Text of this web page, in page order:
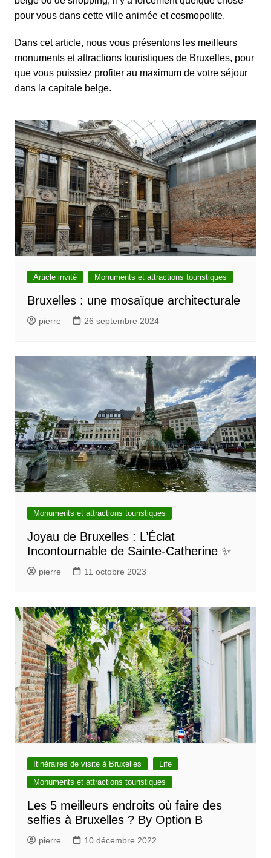
pour vous dans cette ville animée et cosmopolite.
Dans cet article, nous vous présentons les meilleurs
monuments et attractions touristiques de Bruxelles, pour
que vous puissiez profiter au maximum de votre séjour
dans la capitale belge.
Article invité Monuments et attractions touristiques
Bruxelles : une mosaïque architecturale
pierre 26 septembre 2024
Monuments et attractions touristiques
Joyau de Bruxelles : L’Éclat
Incontournable de Sainte-Catherine ✨
pierre 11 octobre 2023
Itinéraires de visite à Bruxelles
Life
Monuments et attractions touristiques
Les 5 meilleurs endroits où faire des
selfies à Bruxelles ? By Option B
pierre 10 décembre 2022